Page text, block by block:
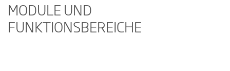
MODULE UND
FUNKTIONSBEREICHE